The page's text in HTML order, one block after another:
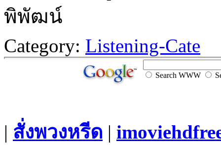
พิพัฒน์
Category: Listening-Cate
Search WWW
| สั่งพวงหรีด |